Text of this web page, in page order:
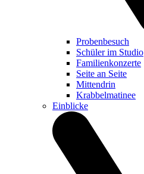
Probenbesuch
Schüler im Studio
Familienkonzerte
Seite an Seite
Mittendrin
Krabbelmatinee
Einblicke